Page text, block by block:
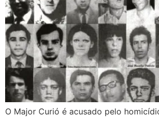
O Major Curió é acusado pelo